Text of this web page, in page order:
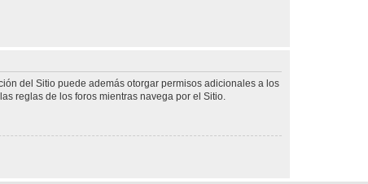
del Sitio puede además otorgar permisos adicionales a los
reglas de los foros mientras navega por el Sitio.